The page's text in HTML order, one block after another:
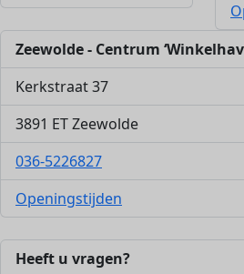
Zeewolde - Centrum
Kerkstraat 37
3891 ET Zeewolde
036-5226827
Openingstijden
Heeft u vragen?